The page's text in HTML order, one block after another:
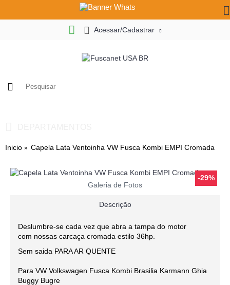
Acessar/Cadastrar
Inicio Capela Lata Ventoinha VW Fusca Kombi EMPI Cromada
-29%
Galeria de Fotos
Descrição
Deslumbre-se cada vez que abra a tampa do motor
com nossas carcaça cromada estilo 36hp.
Sem saida PARA AR QUENTE
Para VW Volkswagen Fusca Kombi Brasilia Karmann Ghia
Buggy Bugre